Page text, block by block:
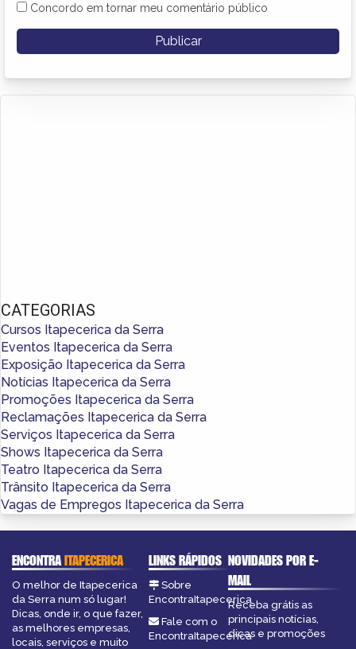
Concordo em tornar meu comentário público
CATEGORIAS
Cursos Itapecerica da Serra
Eventos Itapecerica da Serra
Exposição Itapecerica da Serra
Notícias Itapecerica da Serra
Promoções Itapecerica da Serra
Reclamações Itapecerica da Serra
Serviços Itapecerica da Serra
Shows Itapecerica da Serra
Teatro Itapecerica da Serra
Trânsito Itapecerica da Serra
Vagas de Empregos Itapecerica da Serra
ENCONTRAITAPECERICA
O melhor de Itapecerica
da Serra num só lugar!
Dicas, onde ir, o que fazer,
as melhores empresas,
locais, serviços e muito
LINKS RÁPIDOS
Sobre
EncontraItapecerica
Fale com o
EncontraItapecerica
NOVIDADES POR E-
MAIL
Receba grátis as
principais notícias,
dicas e promoções